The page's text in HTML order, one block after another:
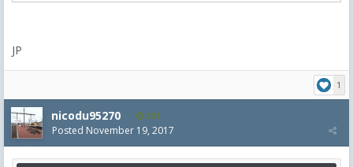
JP
1
nicodu95270 801
Posted November 19, 2017